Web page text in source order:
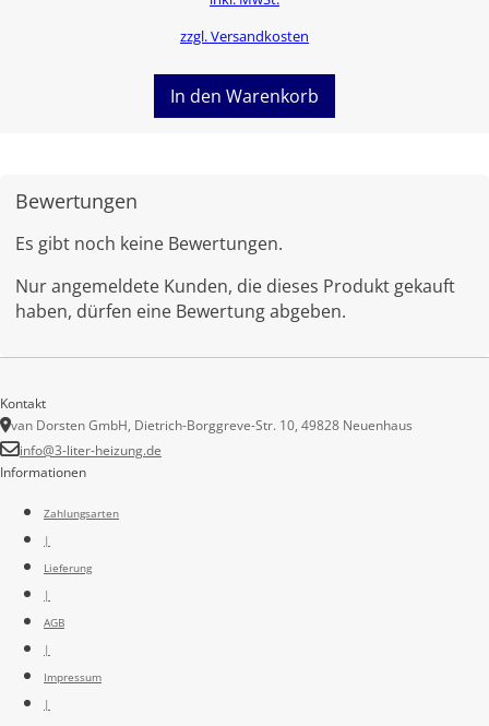
zzgl. Versandkosten
In den Warenkorb
Bewertungen
Es gibt noch keine Bewertungen.
Nur angemeldete Kunden, die dieses Produkt gekauft
haben, dürfen eine Bewertung abgeben.
Informationen
Zahlungsarten
|
Lieferung
|
AGB
|
Impressum
|
Kontakt
van Dorsten GmbH, Dietrich-Borggreve-Str. 10, 49828 Neuenhaus
info@3-liter-heizung.de